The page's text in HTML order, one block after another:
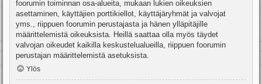
foorumin toiminnan osa-alueita, mukaan lukien oikeuksien
asettaminen, käyttäjien porttikiellot, käyttäjäryhmät ja valvojat
yms., riippuen foorumin perustajasta ja hänen ylläpitäjille
määrittelemistä oikeuksista. Heillä saattaa olla myös täydet
valvojan oikeudet kaikilla keskustelualueilla, riippuen foorumin
perustajan määrittelemistä asetuksista.
Ylös